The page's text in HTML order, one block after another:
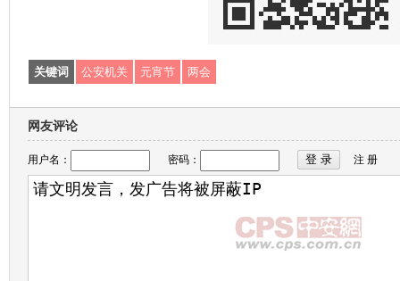
关键词 公安机关 元宵节 两会
网友评论
用户名： 密码： 注 册